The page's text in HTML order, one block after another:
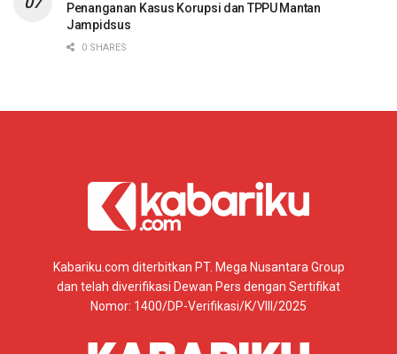
Penanganan Kasus Korupsi dan TPPU Mantan
Jampidsus
0 SHARES
Kabariku.com diterbitkan PT. Mega Nusantara Group
dan telah diverifikasi Dewan Pers dengan Sertifikat
Nomor: 1400/DP-Verifikasi/K/VIII/2025